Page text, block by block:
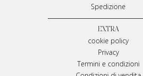
Spedizione
EXTRA
cookie policy
Privacy
Termini e condizioni